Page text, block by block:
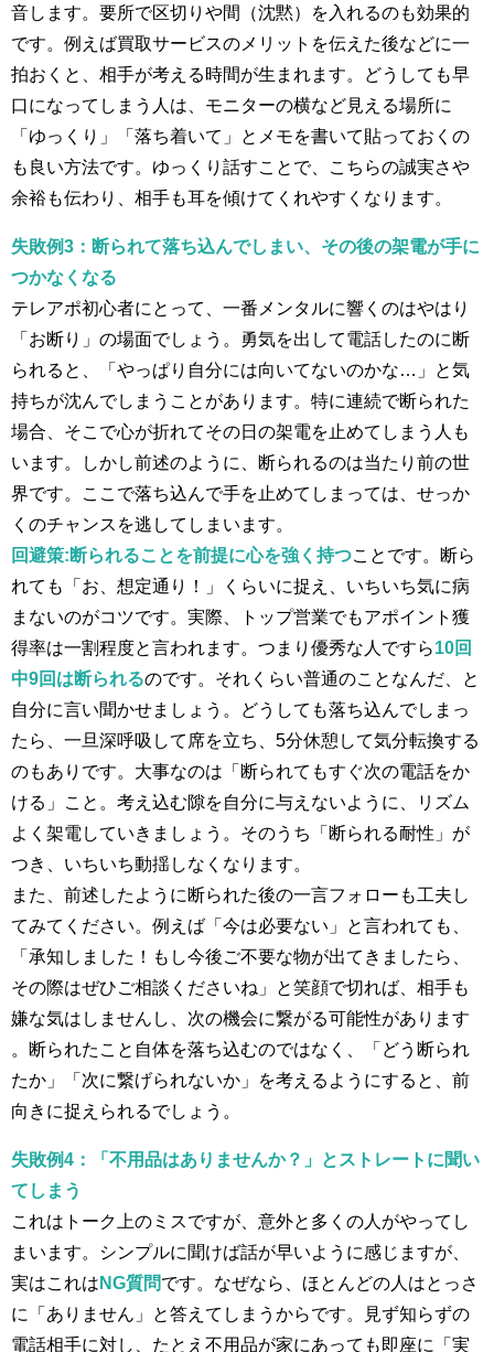
音します。要所で区切りや間（沈黙）を入れるのも効果的
です。例えば買取サービスのメリットを伝えた後などに一
拍おくと、相手が考える時間が生まれます。どうしても早
口になってしまう人は、モニターの横など見える場所に
「ゆっくり」「落ち着いて」とメモを書いて貼っておくの
も良い方法です。ゆっくり話すことで、こちらの誠実さや
余裕も伝わり、相手も耳を傾けてくれやすくなります。
失敗例3：断られて落ち込んでしまい、その後の架電が手に
つかなくなる
テレアポ初心者にとって、一番メンタルに響くのはやはり
「お断り」の場面でしょう。勇気を出して電話したのに断
られると、「やっぱり自分には向いてないのかな…」と気
持ちが沈んでしまうことがあります​。特に連続で断られた
場合、そこで心が折れてその日の架電を止めてしまう人も
います。しかし前述のように、断られるのは当たり前の世
界です。​ここで落ち込んで手を止めてしまっては、せっか
くのチャンスを逃してしまいます​。
回避策:断られることを前提に心を強く持つことです。断ら
れても「お、想定通り！」くらいに捉え、いちいち気に病
まないのがコツです​。実際、トップ営業でもアポイント獲
得率は一割程度と言われます​。つまり優秀な人ですら10回
中9回は断られるのです。それくらい普通のことなんだ、と
自分に言い聞かせましょう。どうしても落ち込んでしまっ
たら、一旦深呼吸して席を立ち、5分休憩して気分転換する
のもありです。大事なのは「断られてもすぐ次の電話をか
ける」こと​。考え込む隙を自分に与えないように、リズム
よく架電していきましょう。そのうち「断られる耐性」が
つき、いちいち動揺しなくなります。
また、前述したように断られた後の一言フォローも工夫し
てみてください。例えば「今は必要ない」と言われても、
「承知しました！もし今後ご不要な物が出てきましたら、
その際はぜひご相談くださいね」と笑顔で切れば、相手も
嫌な気はしませんし、次の機会に繋がる可能性があります​
。断られたこと自体を落ち込むのではなく、「どう断られ
たか」「次に繋げられないか」を考えるようにすると、前
向きに捉えられるでしょう。
失敗例4：「不用品はありませんか？」とストレートに聞い
てしまう
これはトーク上のミスですが、意外と多くの人がやってし
まいます。シンプルに聞けば話が早いように感じますが、
実はこれは NG質問です。なぜなら、ほとんどの人はとっさ
に「ありません」と答えてしまうからです​。見ず知らずの
電話相手に対し、たとえ不用品が家にあっても即座に「実